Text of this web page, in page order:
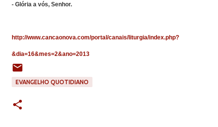
- Glória a vós, Senhor.
http://www.cancaonova.com/portal/canais/liturgia/index.php?
&dia=16&mes=2&ano=2013
EVANGELHO QUOTIDIANO